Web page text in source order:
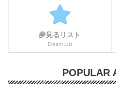
夢見るリスト
Dream List
POPULAR